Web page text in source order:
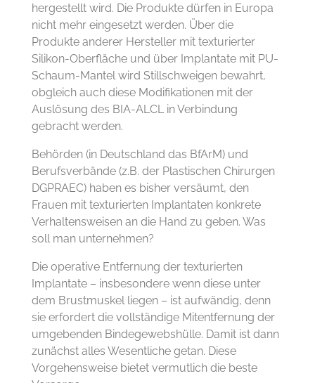
hergestellt wird. Die Produkte dürfen in Europa
nicht mehr eingesetzt werden. Über die
Produkte anderer Hersteller mit texturierter
Silikon-Oberfläche und über Implantate mit PU-
Schaum-Mantel wird Stillschweigen bewahrt,
obgleich auch diese Modifikationen mit der
Auslösung des BIA-ALCL in Verbindung
gebracht werden.
Behörden (in Deutschland das BfArM) und
Berufsverbände (z.B. der Plastischen Chirurgen
DGPRAEC) haben es bisher versäumt, den
Frauen mit texturierten Implantaten konkrete
Verhaltensweisen an die Hand zu geben. Was
soll man unternehmen?
Die operative Entfernung der texturierten
Implantate – insbesondere wenn diese unter
dem Brustmuskel liegen – ist aufwändig, denn
sie erfordert die vollständige Mitentfernung der
umgebenden Bindegewebshülle. Damit ist dann
zunächst alles Wesentliche getan. Diese
Vorgehensweise bietet vermutlich die beste